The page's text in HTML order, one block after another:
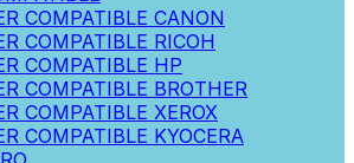
COMPATIBLE CANON
COMPATIBLE RICOH
COMPATIBLE HP
COMPATIBLE BROTHER
COMPATIBLE XEROX
COMPATIBLE KYOCERA